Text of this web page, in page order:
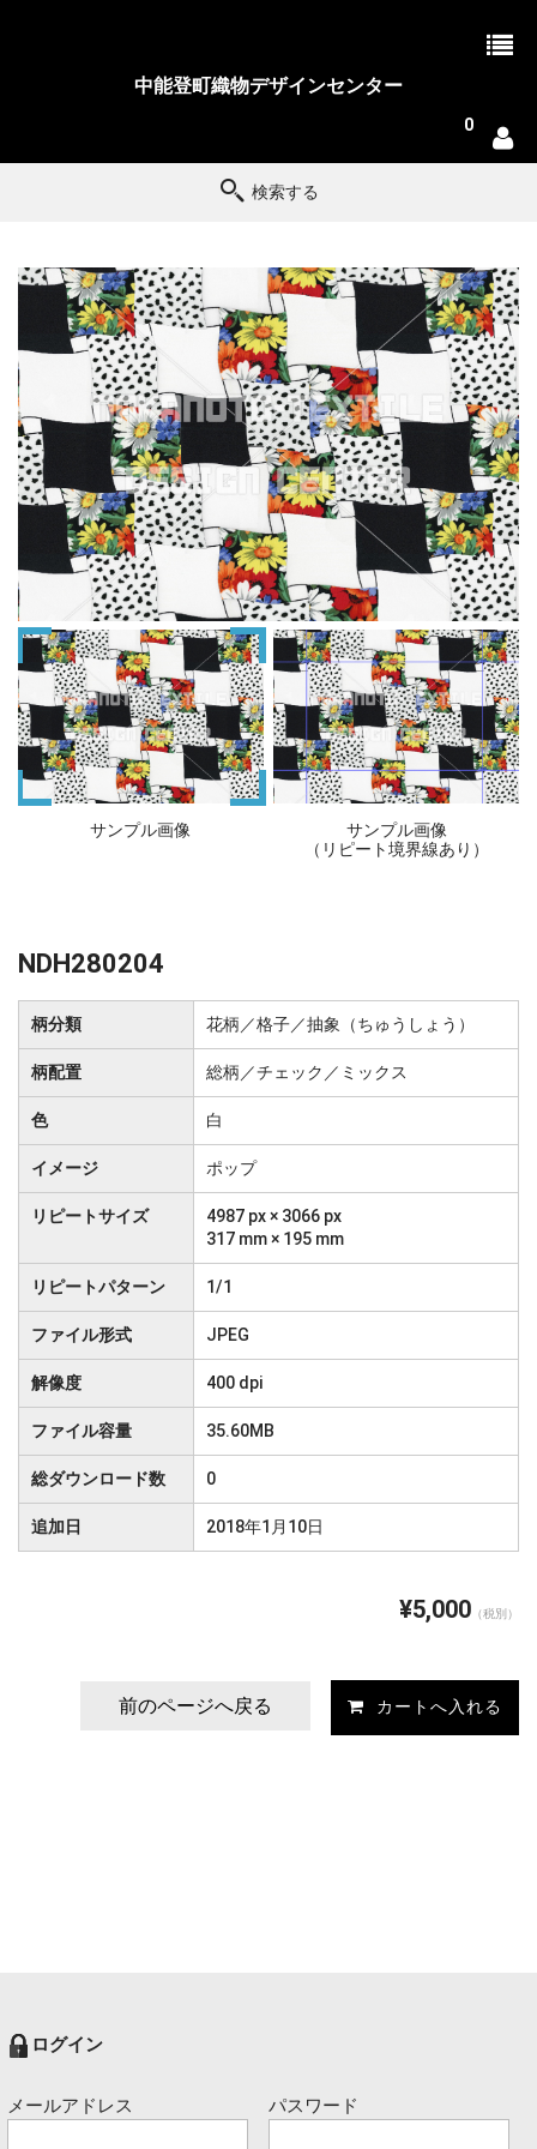
中能登町織物デザインセンター
0
検索する
サンプル画像
サンプル画像
（リピート境界線あり）
NDH280204
柄分類 花柄／格子／抽象（ちゅうしょう）
柄配置 総柄／チェック／ミックス
色 白
イメージ ポップ
リピートサイズ
4987 px × 3066 px
317 mm × 195 mm
リピートパターン 1/1
ファイル形式 JPEG
解像度 400 dpi
ファイル容量 35.60MB
総ダウンロード数 0
追加日 2018年1月10日
¥5,000 （税別）
前のページへ戻る
ログイン
メールアドレス パスワード